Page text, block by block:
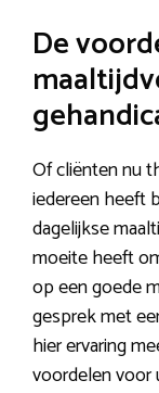
De
Of cliënten nu
iedereen heeft
dagelijkse
moeite heeft
op een goede
gesprek met
hier ervaring
voordelen voor